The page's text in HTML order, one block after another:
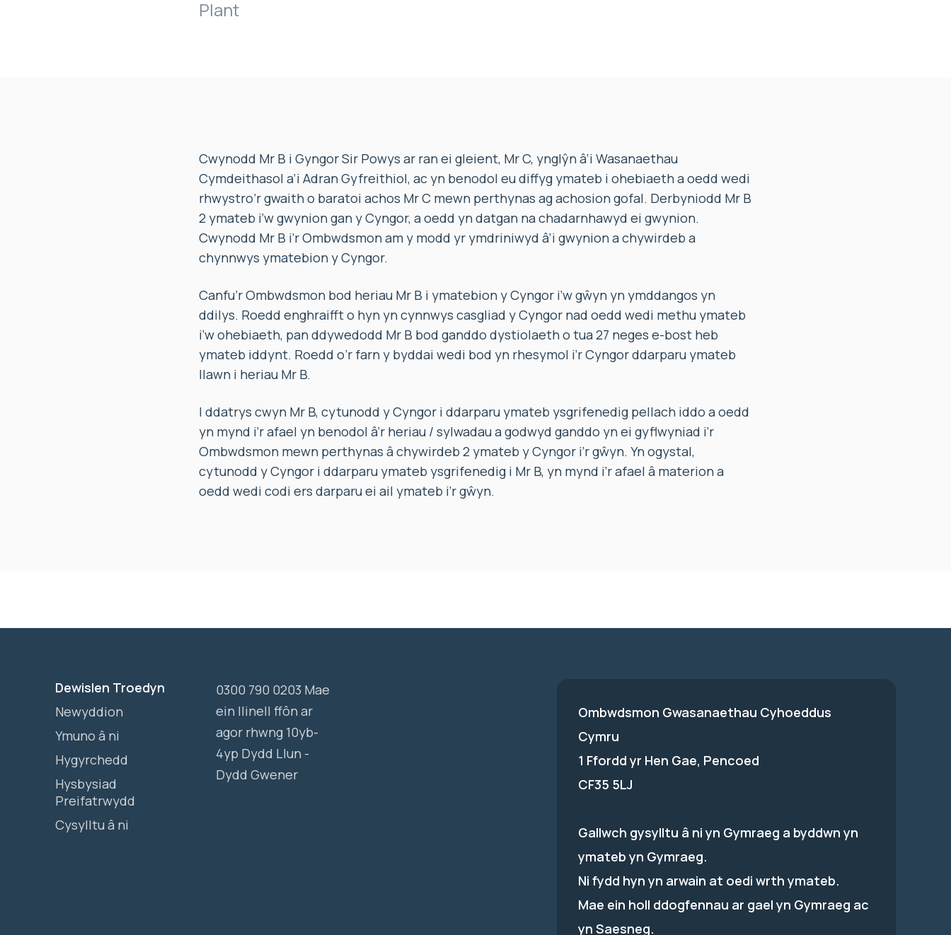
Plant
Cwynodd Mr B i Gyngor Sir Powys ar ran ei gleient, Mr C, ynglŷn â’i Wasanaethau
Cymdeithasol a’i Adran Gyfreithiol, ac yn benodol eu diffyg ymateb i ohebiaeth a oedd wedi
rhwystro’r gwaith o baratoi achos Mr C mewn perthynas ag achosion gofal. Derbyniodd Mr B
2 ymateb i’w gwynion gan y Cyngor, a oedd yn datgan na chadarnhawyd ei gwynion.
Cwynodd Mr B i’r Ombwdsmon am y modd yr ymdriniwyd â’i gwynion a chywirdeb a
chynnwys ymatebion y Cyngor.
Canfu’r Ombwdsmon bod heriau Mr B i ymatebion y Cyngor i’w gŵyn yn ymddangos yn
ddilys. Roedd enghraifft o hyn yn cynnwys casgliad y Cyngor nad oedd wedi methu ymateb
i’w ohebiaeth, pan ddywedodd Mr B bod ganddo dystiolaeth o tua 27 neges e-bost heb
ymateb iddynt. Roedd o’r farn y byddai wedi bod yn rhesymol i’r Cyngor ddarparu ymateb
llawn i heriau Mr B.
I ddatrys cwyn Mr B, cytunodd y Cyngor i ddarparu ymateb ysgrifenedig pellach iddo a oedd
yn mynd i’r afael yn benodol â’r heriau / sylwadau a godwyd ganddo yn ei gyflwyniad i’r
Ombwdsmon mewn perthynas â chywirdeb 2 ymateb y Cyngor i’r gŵyn. Yn ogystal,
cytunodd y Cyngor i ddarparu ymateb ysgrifenedig i Mr B, yn mynd i’r afael â materion a
oedd wedi codi ers darparu ei ail ymateb i’r gŵyn.
Dewislen Troedyn
Newyddion
Ymuno â ni
Hygyrchedd
Hysbysiad
Preifatrwydd
Cysylltu â ni
0300 790 0203 Mae
ein llinell ffôn ar
agor rhwng 10yb-
4yp Dydd Llun -
Dydd Gwener
Ombwdsmon Gwasanaethau Cyhoeddus
Cymru
1 Ffordd yr Hen Gae, Pencoed
CF35 5LJ
Gallwch gysylltu â ni yn Gymraeg a byddwn yn
ymateb yn Gymraeg.
Ni fydd hyn yn arwain at oedi wrth ymateb.
Mae ein holl ddogfennau ar gael yn Gymraeg ac
yn Saesneg.